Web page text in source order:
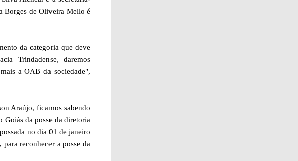
Borges de Oliveira Mello é
da categoria que deve
Trindadense, daremos
a OAB da sociedade",
Araújo, ficamos sabendo
Goiás da posse da diretoria
no dia 01 de janeiro
reconhecer a posse da